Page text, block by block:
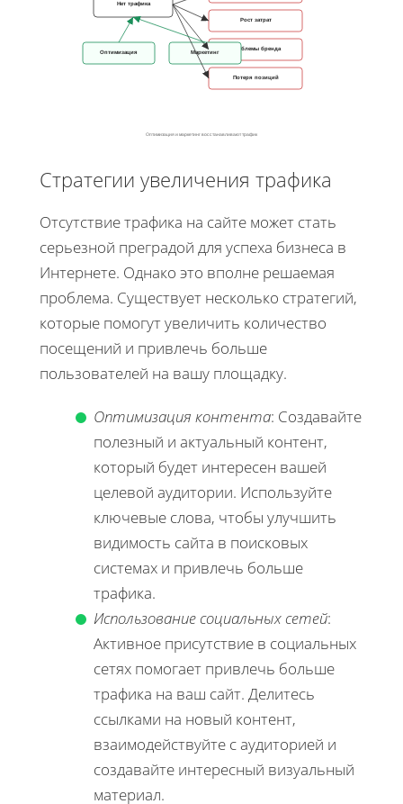
Нет трафика
Рост затрат
Проблемы бренда
Потеря позиций
Оптимизация Маркетинг
Оптимизация и маркетинг восстанавливают трафик
Стратегии увеличения трафика
Отсутствие трафика на сайте может стать
серьезной преградой для успеха бизнеса в
Интернете. Однако это вполне решаемая
проблема. Существует несколько стратегий,
которые помогут увеличить количество
посещений и привлечь больше
пользователей на вашу площадку.
Оптимизация контента: Создавайте
полезный и актуальный контент,
который будет интересен вашей
целевой аудитории. Используйте
ключевые слова, чтобы улучшить
видимость сайта в поисковых
системах и привлечь больше
трафика.
Использование социальных сетей:
Активное присутствие в социальных
сетях помогает привлечь больше
трафика на ваш сайт. Делитесь
ссылками на новый контент,
взаимодействуйте с аудиторией и
создавайте интересный визуальный
материал.